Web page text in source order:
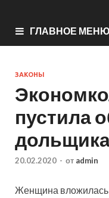
ГЛАВНОЕ МЕНЮ
ЗАКОНЫ
пустила
20.02.2020 - от admin
Женщина вложилась